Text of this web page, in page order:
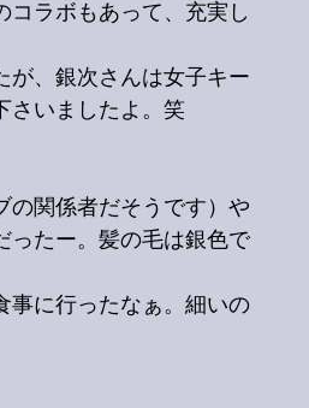
ラボもあって、充実し
が、銀次さんは女子キー
さいましたよ。笑
の関係者だそうです）や
ったー。髪の毛は銀色で
事に行ったなぁ。細いの